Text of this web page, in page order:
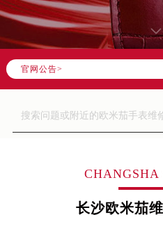
官网公告>
CHANGSHA
长沙欧米茄